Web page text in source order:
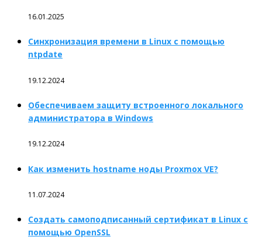
16.01.2025
Синхронизация времени в Linux с помощью
ntpdate
19.12.2024
Обеспечиваем защиту встроенного локального
администратора в Windows
19.12.2024
Как изменить hostname ноды Proxmox VE?
11.07.2024
Создать самоподписанный сертификат в Linux с
помощью OpenSSL